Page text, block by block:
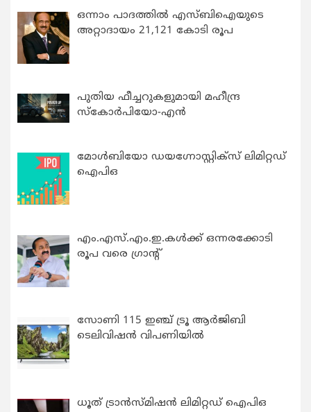
ഒന്നാം പാദത്തിൽ എസ്ബിഐയുടെ
അറ്റാദായം 21,121 കോടി രൂപ
പുതിയ ഫീച്ചറുകളുമായി മഹീന്ദ്ര
സ്കോർപിയോ-എൻ
മോൾബിയോ ഡയഗ്നോസ്റ്റിക്സ് ലിമിറ്റഡ്
ഐപിഒ
എം.എസ്.എം.ഇ.കൾക്ക് ഒന്നരക്കോടി
രൂപ വരെ ഗ്രാന്റ്
സോണി 115 ഇഞ്ച് ട്രൂ ആർജിബി
ടെലിവിഷൻ വിപണിയിൽ
ധൂത് ട്രാൻസ്മിഷൻ ലിമിറ്റഡ് ഐപിഒ